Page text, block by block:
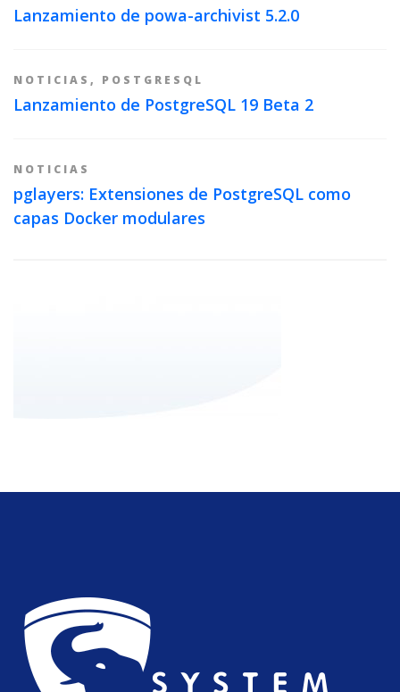
Lanzamiento de powa-archivist 5.2.0
NOTICIAS , POSTGRESQL
Lanzamiento de PostgreSQL 19 Beta 2
NOTICIAS
pglayers: Extensiones de PostgreSQL como
capas Docker modulares